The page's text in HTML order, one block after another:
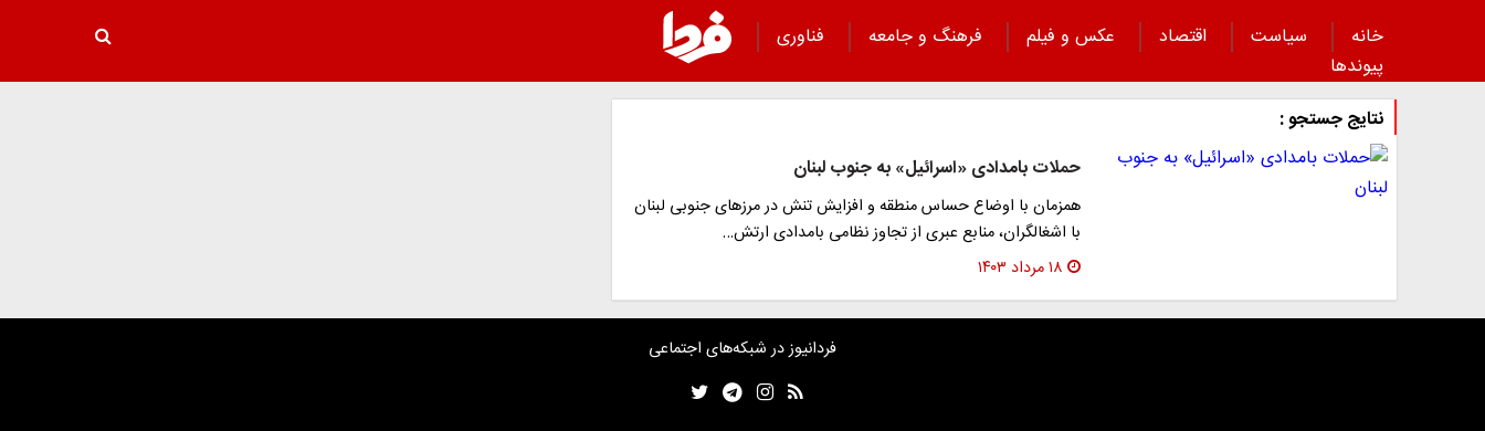
خانه سیاست اقتصاد عکس و فیلم فرهنگ و جامعه
فناوری
پیوند‌ها
نتایج جستجو :
حملات بامدادی «اسرائیل» به جنوب لبنان
همزمان با اوضاع حساس منطقه و افزایش تنش در مرزهای جنوبی لبنان
با اشغالگران، منابع عبری از تجاوز نظامی بامدادی ارتش…
۱۸ مرداد ۱۴۰۳
فردانیوز در شبکه‌های اجتماعی